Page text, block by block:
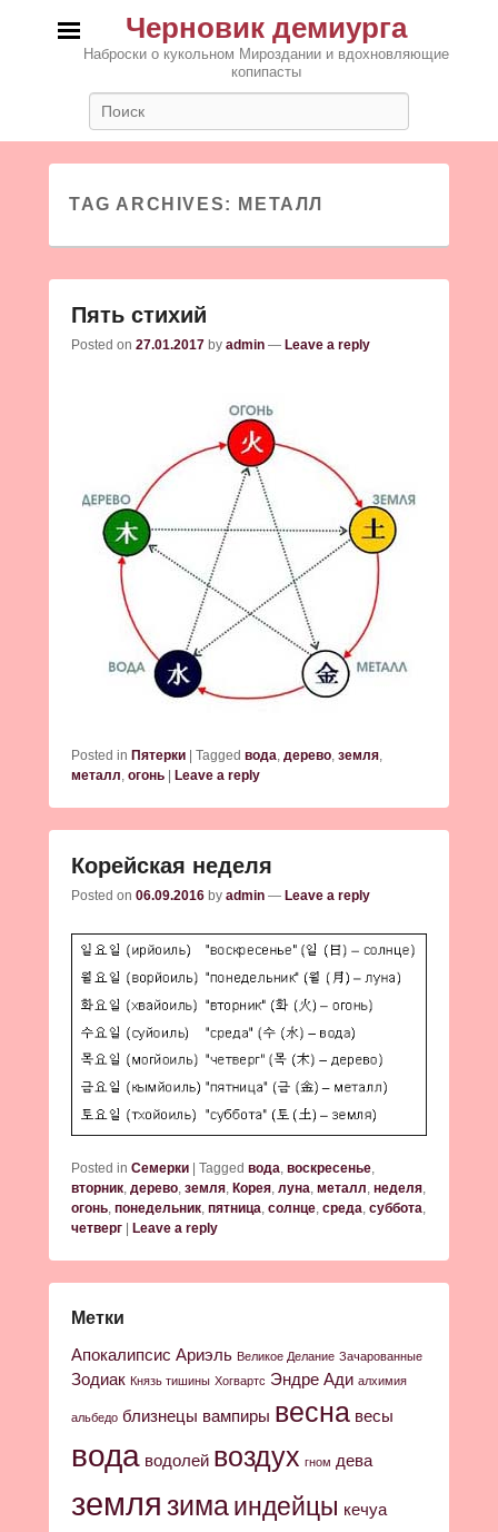
Черновик демиурга
Наброски о кукольном Мироздании и вдохновляющие
копипасты
TAG ARCHIVES: МЕТАЛЛ
Пять стихий
Posted on 27.01.2017 by admin — Leave a reply
Posted in Пятерки | Tagged вода дерево земля
металл огонь | Leave a reply
Корейская неделя
Posted on 06.09.2016 by admin — Leave a reply
Posted in Семерки Tagged вода, воскресенье,
вторник, дерево, земля, Корея, луна, металл, неделя,
огонь, понедельник, пятница, солнце, среда, суббота,
четверг
Leave a reply
Метки
Апокалипсис Ариэль Великое Делание Зачарованные
Зодиак Князь тишины Хогвартс Эндре Ади алхимия
альбедо близнецы вампиры весна весы
вода водолей воздух гном дева
земля зимаиндейцы кечуа